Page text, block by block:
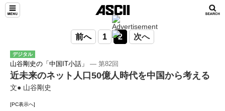
前へ 1 2 次へ
デジタル
山谷剛史の「中国IT小話」 ― 第82回
近未来のネット人口50億人時代を中国から考える
文● 山谷剛史
[PC表示へ]